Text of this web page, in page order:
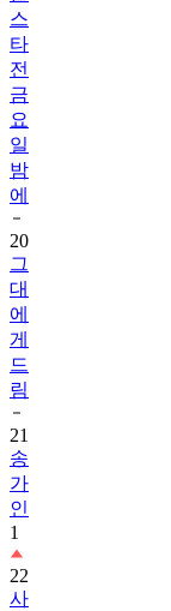
스
타
전
금
요
일
밤
에
20
그
대
에
게
드
림
21
송
가
인
1
22
사